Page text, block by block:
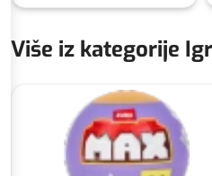
Više iz kategorije